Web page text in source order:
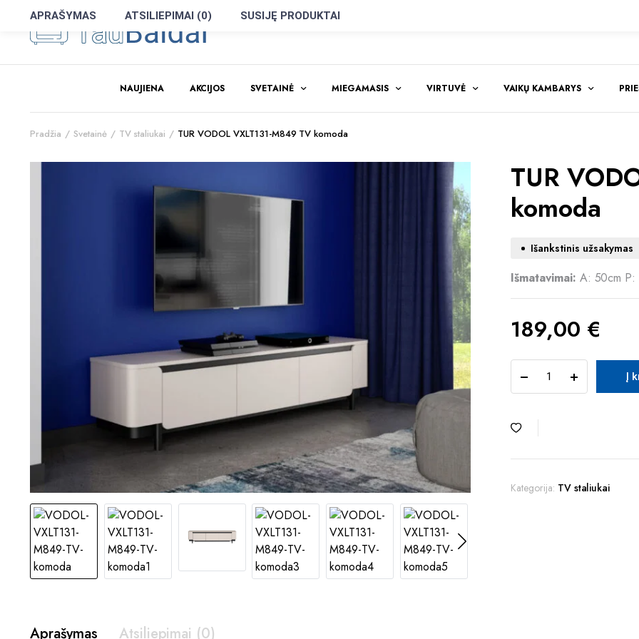
NAUJIENA AKCIJOS SVETAINĖ MIEGAMASIS VIRTUVĖ VAIKŲ KAMBARYS
Pradžia Svetainė TV staliukai TUR VODOL VXLT131-M849 TV komoda
TUR
komoda
Išankstinis užsakymas
Išmatavimai: A: 50cm
189,00 €
VODOL
VXLT131-
quantity
Į
Kategorija: TV staliukai
Aprašymas Atsiliepimai (0)
APRAŠYMAS ATSILIEPIMAI (0) SUSIJĘ PRODUKTAI